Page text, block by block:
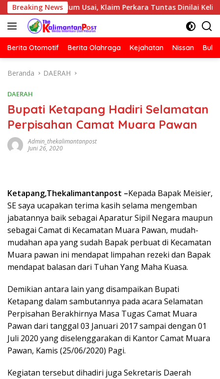
Langsung
ke
konten
Breaking News
Belum Usai, Klaim Perkara Tuntas Dinilai Keliru
Berita Otomotif Berita Olahraga Kejahatan Nissan
Beranda DAERAH
DAERAH
Bupati Ketapang Hadiri Selamatan
Perpisahan Camat Muara Pawan
Admin_thekalimantanpost
Juni 26, 2020
Ketapang,Thekalimantanpost –Kepada Bapak Meisier,
SE saya ucapakan terima kasih selama mengemban
jabatannya baik sebagai Aparatur Sipil Negara maupun
sebagai Camat di Kecamatan Muara Pawan, mudah-
mudahan apa yang sudah Bapak perbuat di Kecamatan
Muara pawan ini mendapat limpahan rezeki dan Bapak
mendapat balasan dari Tuhan Yang Maha Kuasa.
Demikian antara lain yang disampaikan Bupati
Ketapang dalam sambutannya pada acara Selamatan
Perpisahan Berakhirnya Masa Tugas Camat Muara
Pawan dari tanggal 03 Januari 2017 sampai dengan 01
Juli 2020 yang diselenggarakan di Kantor Camat Muara
Pawan, Kamis (25/06/2020) Pagi.
Kegiatan tersebut dihadiri juga Sekretaris Daerah